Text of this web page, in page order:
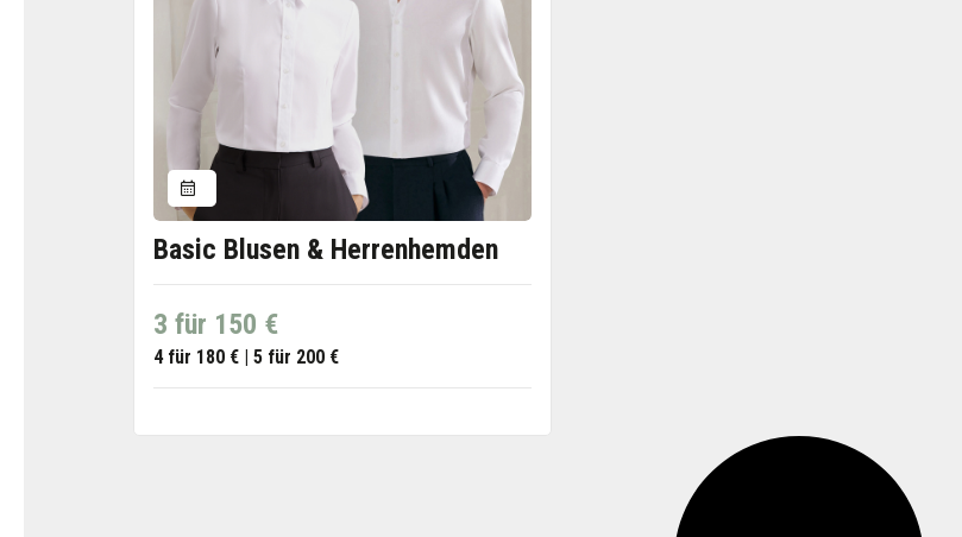
Basic Blusen & Herrenhemden
3 für 150 €
4 für 180 € | 5 für 200 €